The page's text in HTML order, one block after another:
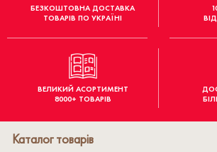
БЕЗКОШТОВНА ДОСТАВКА
ТОВАРІВ ПО УКРАЇНІ
ВЕЛИКИЙ АСОРТИМЕНТ
8000+ ТОВАРІВ
Каталог товарів